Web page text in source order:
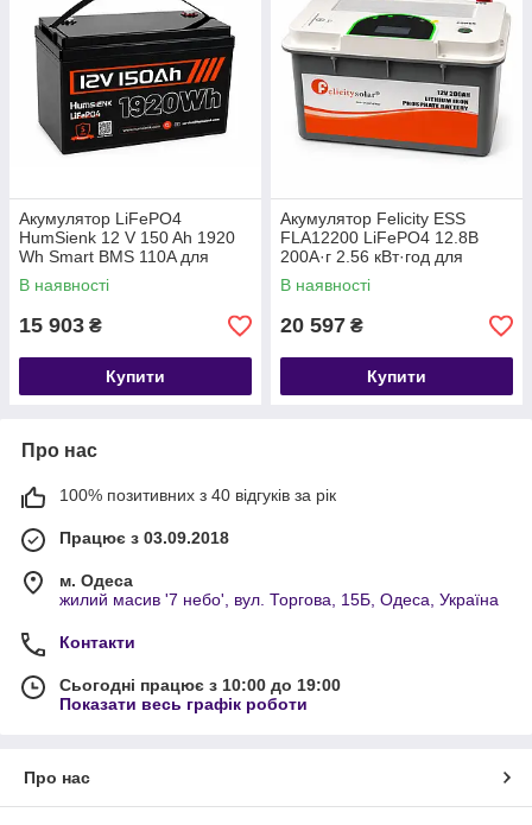
Акумулятор LiFePO4
HumSienk 12 V 150 Ah 1920
Wh Smart BMS 110A для
інвертора, ДБЖ, сонячних
електростанцій
В наявності
15 903 ₴
Купити
Акумулятор Felicity ESS
FLA12200 LiFePO4 12.8В
200А·г 2.56 кВт·год для
інвертора та ДБЖ Smart BMS
RS485/CAN 6000+ циклів
В наявності
20 597 ₴
Купити
Про нас
100% позитивних з 40 відгуків за рік
Працює з 03.09.2018
м. Одеса
жилий масив '7 небо', вул. Торгова, 15Б, Одеса, Україна
Контакти
Сьогодні працює з 10:00 до 19:00
Показати весь графік роботи
Про нас